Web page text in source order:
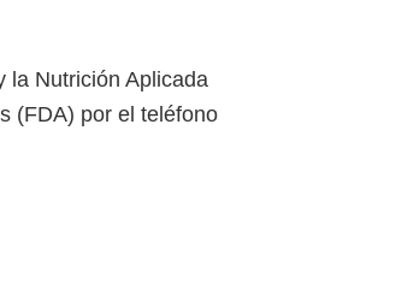
la Nutrición Aplicada
(FDA) por el teléfono